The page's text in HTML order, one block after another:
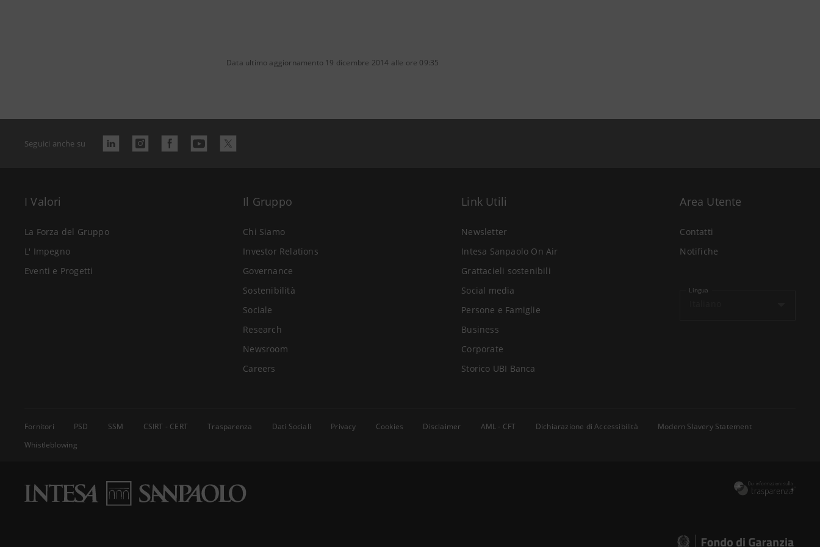
Data ultimo aggiornamento 19 dicembre 2014 alle ore 09:35
Seguici anche su
I Valori
La Forza del Gruppo
L' Impegno
Eventi e Progetti
Il Gruppo
Chi Siamo
Investor Relations
Governance
Sostenibilità
Sociale
Research
Newsroom
Careers
Link Utili
Newsletter
Intesa Sanpaolo On Air
Grattacieli sostenibili
Social media
Persone e Famiglie
Business
Corporate
Storico UBI Banca
Area Utente
Contatti
Notifiche
Lingua
Fornitori PSD SSM CSIRT - CERT Trasparenza Dati Sociali Privacy Cookies Disclaimer AML - CFT Dichiarazione di Accessibilità
Modern Slavery Statement
Whistleblowing